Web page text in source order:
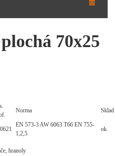
70x25
Norma Sklad
EN 573-3 AW 6063 T66 EN 755-
1,2,5
ok